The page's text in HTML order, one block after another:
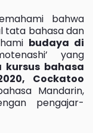
bahwa
tata bahasa dan
budaya di
yang
kursus bahasa
Cockatoo
Mandarin,
pengajar-